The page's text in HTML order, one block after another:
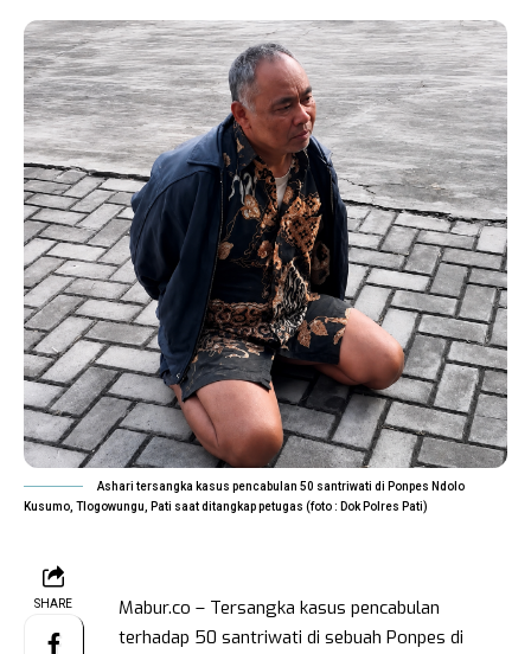
Ashari tersangka kasus pencabulan 50 santriwati di Ponpes Ndolo
Kusumo, Tlogowungu, Pati saat ditangkap petugas (foto : Dok Polres Pati)
SHARE
Mabur.co – Tersangka kasus pencabulan
terhadap 50 santriwati di sebuah Ponpes di